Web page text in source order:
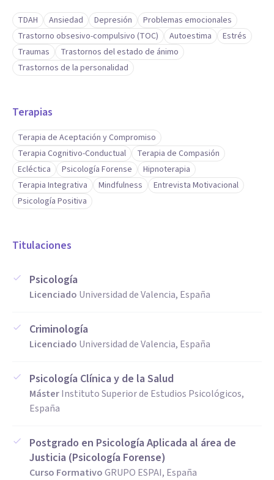
TDAH Ansiedad Depresión
Problemas emocionales
Trastorno obsesivo-compulsivo (TOC)
Autoestima
Estrés
Traumas
Trastornos del estado de ánimo
Trastornos de la personalidad
Terapias
Terapia de Aceptación y Compromiso
Terapia Cognitivo-Conductual
Terapia de Compasión
Ecléctica
Psicología Forense
Hipnoterapia
Terapia Integrativa
Mindfulness
Entrevista Motivacional
Psicología Positiva
Titulaciones
Psicología
Licenciado Universidad de Valencia, España
Criminología
Licenciado Universidad de Valencia, España
Psicología Clínica y de la Salud
MásterInstituto Superior de Estudios Psicológicos,
España
Postgrado en Psicología Aplicada al área de
Justicia (Psicología Forense)
Curso FormativoGRUPO ESPAI, España